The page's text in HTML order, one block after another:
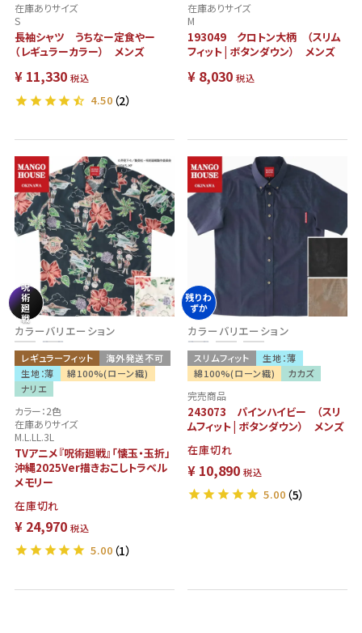
在庫ありサイズ
S
長袖シャツ うちなー定食やー
（レギュラーカラー） メンズ
¥ 11,330 税込
4.50 （2）
在庫ありサイズ
M
193049 クロトン大柄 （スリム
フィット | ボタンダウン） メンズ
¥ 8,030 税込
カラーバリエーション
レギュラーフィット
海外発送不可
生地：薄
綿100%(ローン織)
ナリエ
呪
術
廻
戦
カラー：2色
在庫ありサイズ
M.L.LL.3L
TVアニメ『呪術廻戦』「懐玉・玉折」
沖縄2025Ver描きおこしトラベル
メモリー
在庫切れ
¥ 24,970 税込
5.00 （1）
カラーバリエーション
スリムフィット
生地：薄
綿100%(ローン織)
カカズ
残りわ
ずか
完売商品
243073 パインハイビー （スリ
ムフィット | ボタンダウン） メンズ
在庫切れ
¥ 10,890 税込
5.00 （5）